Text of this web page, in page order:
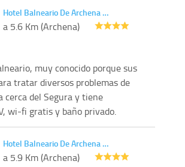
Hotel Balneario De Archena …
a 5.6 Km (Archena)
muy conocido porque sus
tratar diversos problemas de
cerca del Segura y tiene
wi-fi gratis y baño privado.
Hotel Balneario De Archena …
a 5.9 Km (Archena)